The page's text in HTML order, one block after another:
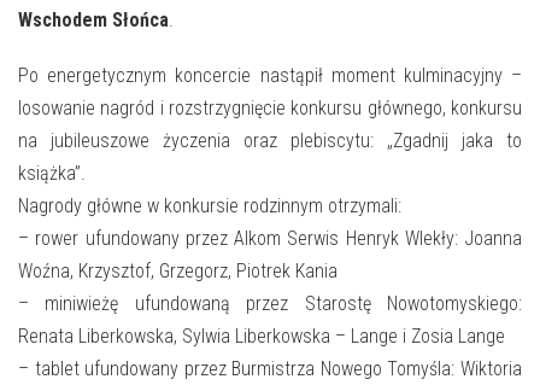
Wschodem Słońca.
Po energetycznym koncercie nastąpił moment kulminacyjny –
losowanie nagród i rozstrzygnięcie konkursu głównego, konkursu
na jubileuszowe życzenia oraz plebiscytu: „Zgadnij jaka to
książka”.
Nagrody główne w konkursie rodzinnym otrzymali:
– rower ufundowany przez Alkom Serwis Henryk Wlekły: Joanna
Woźna, Krzysztof, Grzegorz, Piotrek Kania
– miniwieżę ufundowaną przez Starostę Nowotomyskiego:
Renata Liberkowska, Sylwia Liberkowska – Lange i Zosia Lange
– tablet ufundowany przez Burmistrza Nowego Tomyśla: Wiktoria